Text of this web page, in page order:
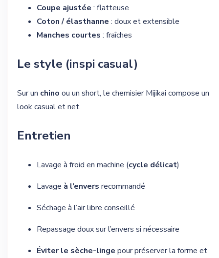
Coupe ajustée : flatteuse
Coton / élasthanne : doux et extensible
Manches courtes : fraîches
Le style (inspi casual)
Sur un chino ou un short, le chemisier Mijikai compose un
look casual et net.
Entretien
Lavage à froid en machine (cycle délicat)
Lavage à l’envers recommandé
Séchage à l’air libre conseillé
Repassage doux sur l’envers si nécessaire
Éviter le sèche-linge pour préserver la forme et